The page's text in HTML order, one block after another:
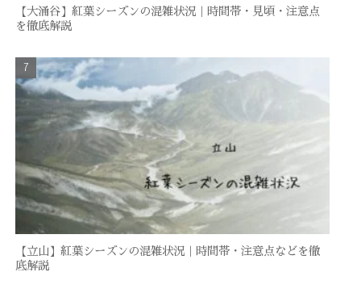
【大涌谷】紅葉シーズンの混雑状況｜時間帯・見頃・注意点
を徹底解説
【立山】紅葉シーズンの混雑状況｜時間帯・注意点などを徹
底解説